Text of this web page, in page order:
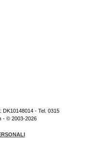
DK10148014 - Tel. 0315
- © 2003-2026